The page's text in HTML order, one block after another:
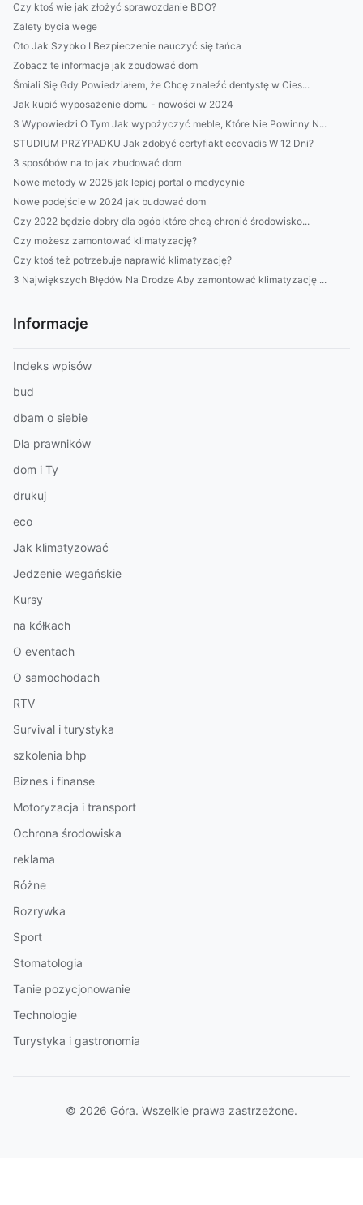
Czy ktoś wie jak złożyć sprawozdanie BDO?
Zalety bycia wege
Oto Jak Szybko I Bezpieczenie nauczyć się tańca
Zobacz te informacje jak zbudować dom
Śmiali Się Gdy Powiedziałem, że Chcę znaleźć dentystę w Cies...
Jak kupić wyposażenie domu - nowości w 2024
3 Wypowiedzi O Tym Jak wypożyczyć meble, Które Nie Powinny N...
STUDIUM PRZYPADKU Jak zdobyć certyfiakt ecovadis W 12 Dni?
3 sposóbów na to jak zbudować dom
Nowe metody w 2025 jak lepiej portal o medycynie
Nowe podejście w 2024 jak budować dom
Czy 2022 będzie dobry dla ogób które chcą chronić środowisko...
Czy możesz zamontować klimatyzację?
Czy ktoś też potrzebuje naprawić klimatyzację?
3 Największych Błędów Na Drodze Aby zamontować klimatyzację ...
Informacje
Indeks wpisów
bud
dbam o siebie
Dla prawników
dom i Ty
drukuj
eco
Jak klimatyzować
Jedzenie wegańskie
Kursy
na kółkach
O eventach
O samochodach
RTV
Survival i turystyka
szkolenia bhp
Biznes i finanse
Motoryzacja i transport
Ochrona środowiska
reklama
Różne
Rozrywka
Sport
Stomatologia
Tanie pozycjonowanie
Technologie
Turystyka i gastronomia
© 2026 Góra. Wszelkie prawa zastrzeżone.